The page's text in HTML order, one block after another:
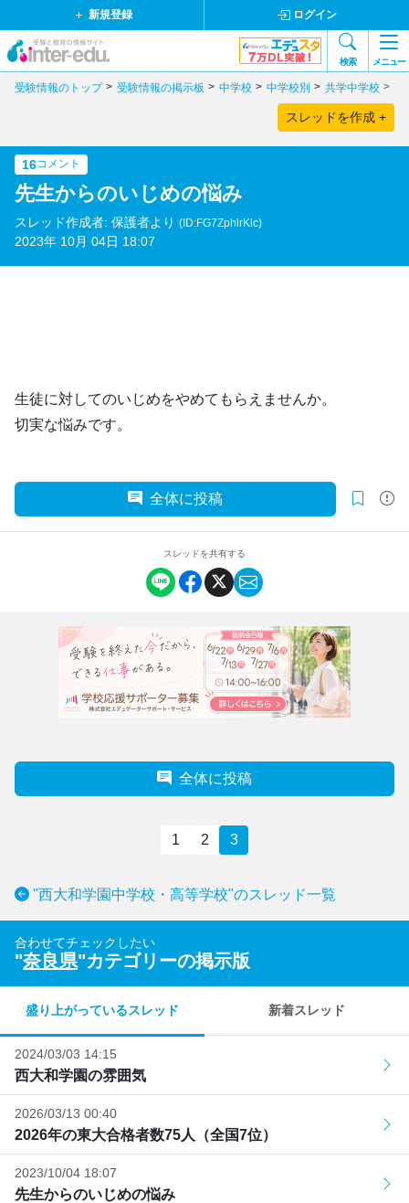
新規登録 ログイン
検索 メニュー
受験情報のトップ 受験情報の掲示板 中学校 中学校別 共学中学校
スレッドを作成 +
16コメント
先生からのいじめの悩み
スレッド作成者: 保護者より (ID:FG7ZphlrKlc)
2023年 10月 04日 18:07
生徒に対してのいじめをやめてもらえませんか。
切実な悩みです。
全体に投稿
スレッドを共有する
全体に投稿
1 2 3
"西大和学園中学校・高等学校"のスレッド一覧
合わせてチェックしたい
"奈良県"カテゴリーの掲示版
盛り上がっているスレッド 新着スレッド
2024/03/03 14:15
西大和学園の雰囲気
2026/03/13 00:40
2026年の東大合格者数75人（全国7位）
2023/10/04 18:07
先生からのいじめの悩み